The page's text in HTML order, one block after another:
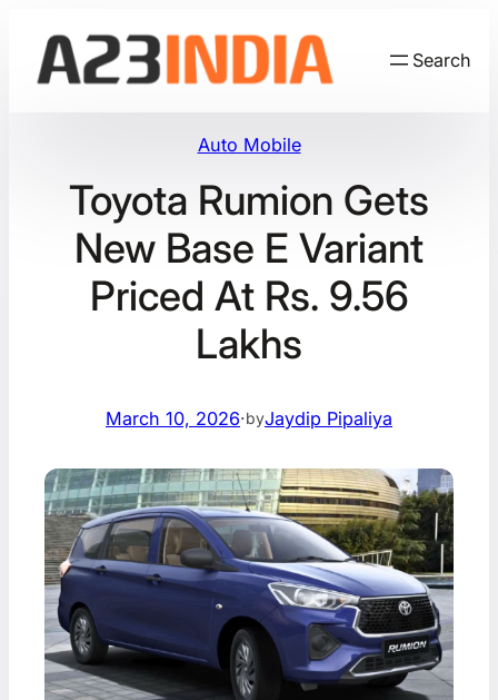
content
Search
Auto Mobile
Toyota Rumion Gets
New Base E Variant
Priced At Rs. 9.56
Lakhs
March 10, 2026·byJaydip Pipaliya